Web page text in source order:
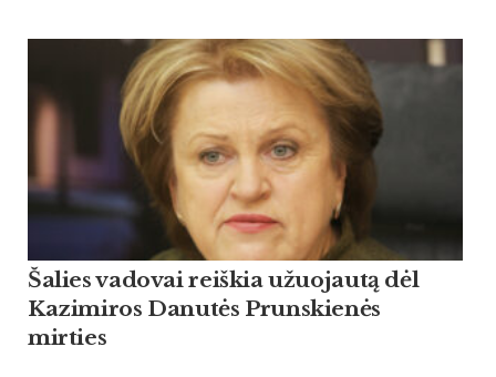
Šalies vadovai reiškia užuojautą dėl
Kazimiros Danutės Prunskienės
mirties